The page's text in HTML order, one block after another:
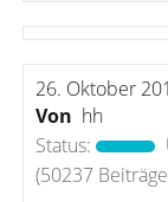
26. Oktober
Von hh
Status:
(50237